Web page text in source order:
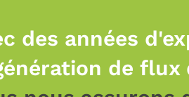
des années
de flux